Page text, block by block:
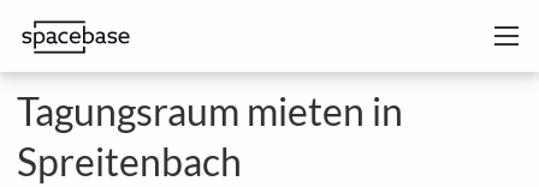
Tagungsraum mieten in
Spreitenbach